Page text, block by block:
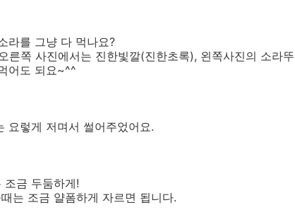
라를 그냥 다 먹나요?
른쪽 사진에서는 진한빛깔(진한초록), 왼쪽사진의 소라
어도 되요~^^
요렇게 저며서 썰어주었어요.
조금 두둠하게!
는 조금 얄폼하게 자르면 됩니다.